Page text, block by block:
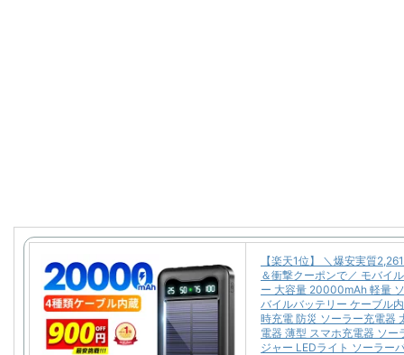
【楽天1位】 ＼爆安実質
＆衝撃クーポンで／ モバイ
ー 大容量 20000mAh 軽量
バイルバッテリー ケーブル
時充電 防災 ソーラー充電器
電器 薄型 スマホ充電器 ソー
ジャー LEDライト ソーラー